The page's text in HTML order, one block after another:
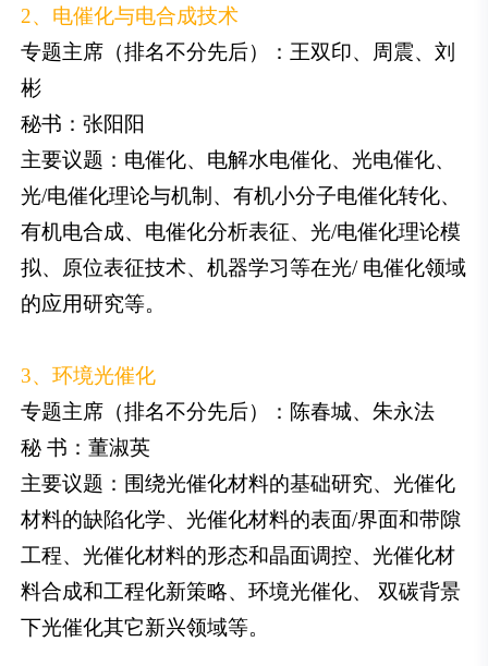
2、电催化与电合成技术
专题主席（排名不分先后）：王双印、周震、刘
彬
秘书：张阳阳
主要议题：电催化、电解水电催化、光电催化、
光/电催化理论与机制、有机小分子电催化转化、
有机电合成、电催化分析表征、光/电催化理论模
拟、原位表征技术、机器学习等在光/ 电催化领域
的应用研究等。
3、环境光催化
专题主席（排名不分先后）：陈春城、朱永法
秘 书：董淑英
主要议题：围绕光催化材料的基础研究、光催化
材料的缺陷化学、光催化材料的表面/界面和带隙
工程、光催化材料的形态和晶面调控、光催化材
料合成和工程化新策略、环境光催化、 双碳背景
下光催化其它新兴领域等。